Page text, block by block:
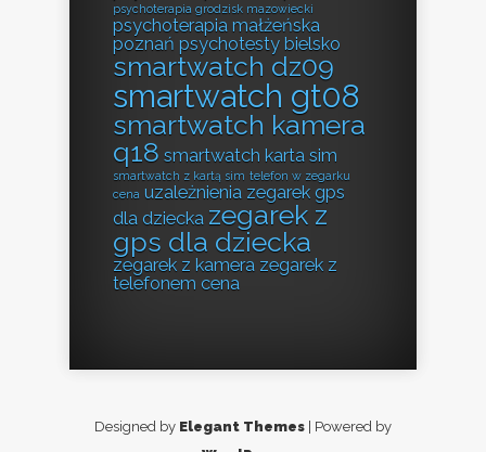
psychoterapia grodzisk mazowiecki
psychoterapia małżeńska
poznań psychotesty bielsko
smartwatch dz09
smartwatch gt08
smartwatch kamera
q18 smartwatch karta sim
smartwatch z kartą sim telefon w zegarku
cena uzależnienia zegarek gps
dla dziecka zegarek z
gps dla dziecka
zegarek z kamera zegarek z
telefonem cena
Designed by Elegant Themes | Powered by